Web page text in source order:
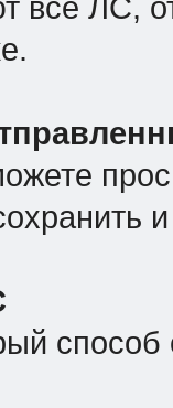
все ЛС,
и
способ